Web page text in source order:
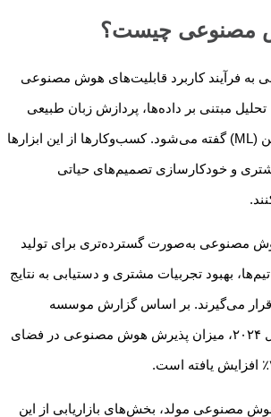
مصنوعی چیست؟
به فرآیند کاربرد قابلیت‌های هوش مصنوعی
تحلیل مبتنی بر داده‌ها، پردازش زبان طبیعی
(NLP) و یادگیری ماشین (ML) گفته می‌شود. کسب‌وکارها از این ابزارها
و خودکارسازی تصمیم‌های حیاتی
مصنوعی به‌صورت گسترده‌تری برای تولید
بهبود تجربیات مشتری و دستیابی به نتایج
قرار می‌گیرند. بر اساس گزارش موسسه
مشاوره مکنزی، تا سال ۲۰۲۴، میزان پذیرش هوش مصنوعی در فضای
مصنوعی مولد، بخش‌های بازاریابی از این